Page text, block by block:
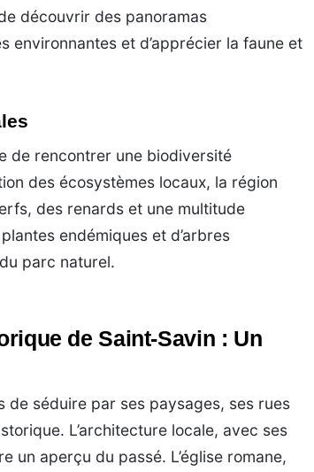
découvrir des panoramas
environnantes et d’apprécier la faune et
de rencontrer une biodiversité
des écosystèmes locaux, la région
des renards et une multitude
endémiques et d’arbres
parc naturel.
de Saint-Savin : Un
de séduire par ses paysages, ses rues
L’architecture locale, avec ses
un aperçu du passé. L’église romane,